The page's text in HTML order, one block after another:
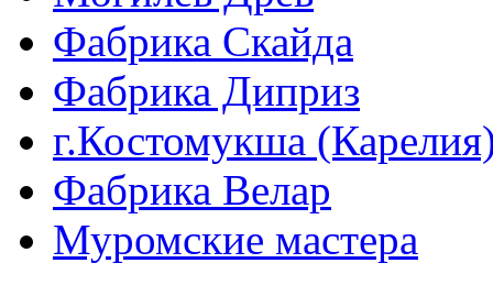
Фабрика Скайда
Фабрика Диприз
г.Костомукша
Фабрика Велар
Муромские мастера